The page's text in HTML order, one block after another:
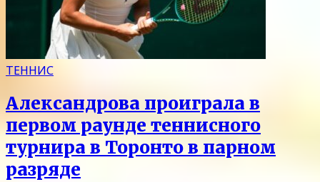
ТЕННИС
Александрова проиграла в
первом раунде теннисного
турнира в Торонто в парном
разряде